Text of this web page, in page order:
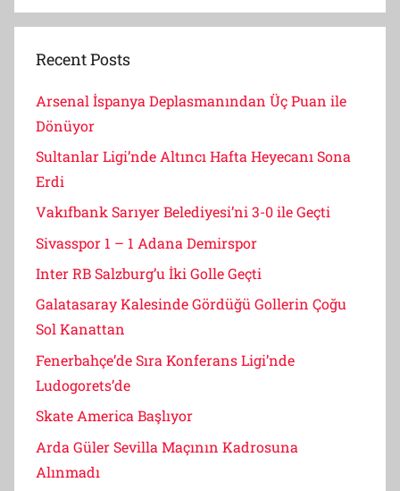
Recent Posts
Arsenal İspanya Deplasmanından Üç Puan ile
Dönüyor
Sultanlar Ligi’nde Altıncı Hafta Heyecanı Sona
Erdi
Vakıfbank Sarıyer Belediyesi’ni 3-0 ile Geçti
Sivasspor 1 – 1 Adana Demirspor
Inter RB Salzburg’u İki Golle Geçti
Galatasaray Kalesinde Gördüğü Gollerin Çoğu
Sol Kanattan
Fenerbahçe’de Sıra Konferans Ligi’nde
Ludogorets’de
Skate America Başlıyor
Arda Güler Sevilla Maçının Kadrosuna
Alınmadı